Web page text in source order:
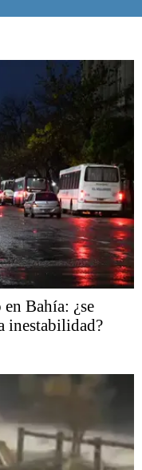
Bahía: ¿se
inestabilidad?